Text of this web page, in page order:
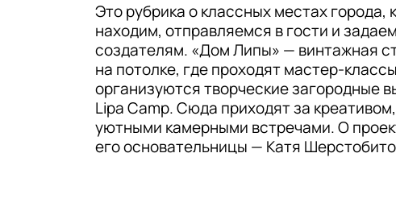
Это рубрика о классных местах города,
находим, отправляемся в гости и
создателям. «Дом Липы» — винтажная
на потолке, где проходят мастер-
организуются творческие загородные
Lipa Camp. Сюда приходят за
уютными камерными встречами. О
его основательницы — Катя